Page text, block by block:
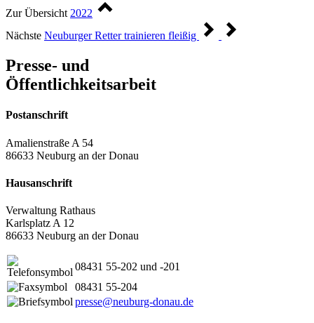
Zur Übersicht 2022
Nächste Neuburger Retter trainieren fleißig
Presse- und
Öffentlichkeitsarbeit
Postanschrift
Amalienstraße A 54
86633 Neuburg an der Donau
Hausanschrift
Verwaltung Rathaus
Karlsplatz A 12
86633 Neuburg an der Donau
08431 55-202 und -201
08431 55-204
presse@neuburg-donau.de